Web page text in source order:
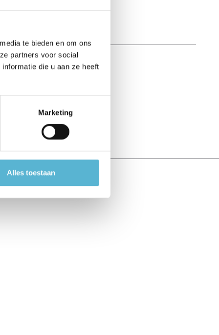
te bieden en om ons
partners voor social
die u aan ze heeft
Marketing
Alles toestaan